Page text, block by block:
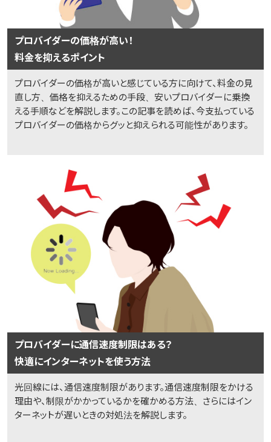
プロバイダーの価格が高い！
料金を抑えるポイント
プロバイダーの価格が高いと感じている方に向けて、料金の見
直し方、価格を抑えるための手段、安いプロバイダーに乗換
える手順などを解説します。この記事を読めば、今支払っている
プロバイダーの価格からグッと抑えられる可能性があります。
プロバイダーに通信速度制限はある？
快適にインターネットを使う方法
光回線には、通信速度制限があります。通信速度制限をかける
理由や、制限がかかっているかを確かめる方法、さらにはイン
ターネットが遅いときの対処法を解説します。